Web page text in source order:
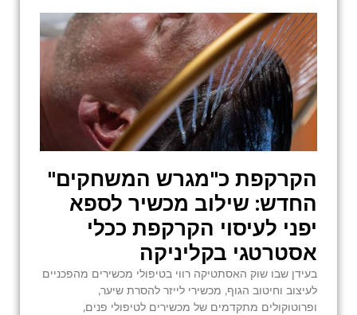
הקרקפת כ"מגרש המשחקים"
החדש: שילוב מכשיר לספא
יפני לעיסוי הקרקפת ככלי
אסטרטגי בקליניקה
בעידן שבו שוק האסתטיקה רווי בטיפולי מכשירים מהפכניים
לעיצוב וחיטוב הגוף, מכשירי לייזר להסרת שיער,
ופרוטוקולים מתקדמים של מכשירים לטיפולי פנים,